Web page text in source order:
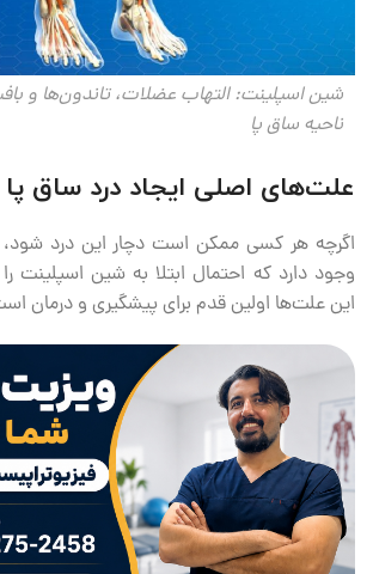
شین اسپلینت: التهاب عضلات، تاندون‌ها و
ناحیه ساق پا
علت‌های اصلی ایجاد درد ساق پا
اگرچه هر کسی ممکن است دچار این درد
وجود دارد که احتمال ابتلا به شین اسپلینت
این علت‌ها اولین قدم برای پیشگیری و درمان